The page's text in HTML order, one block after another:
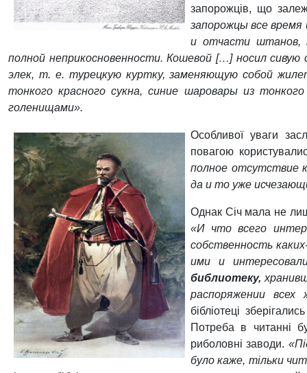
запорожців, що
запорожцы все
и отчасти штанов,
полной неприкосновенности. Кошевой […] носил
элек, т. е. турецкую куртку, заменяющую собой
тонкого красного сукна, синие шаровары из
голенищами».
Особливої уваги
повагою
полное отсутствие
да и то уже
Однак Січ мала не
«И что всего
собственность
ими и
библиотеку,
распоряжении
бібліотеці
Потреба в читанні
риболовні заводи.
було каже, тільки